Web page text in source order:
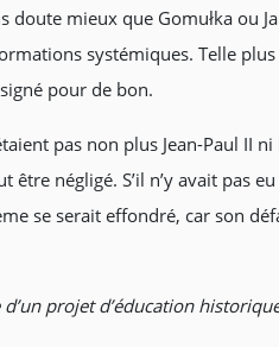
mieux que Gomułka ou
systémiques. Telle
pour de bon.
pas non plus Jean-Paul II
négligé. S’il n’y avait pas
se serait effondré, car son
projet d’éducation